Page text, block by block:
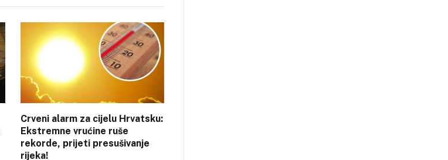
Crveni alarm za cijelu Hrvatsku:
Ekstremne vrućine ruše
rekorde, prijeti presušivanje
rijeka!